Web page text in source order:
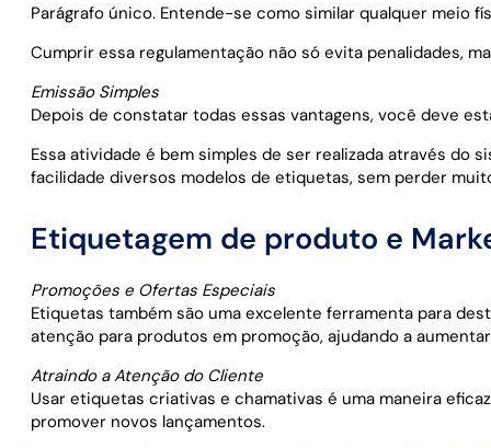
Parágrafo único. Entende-se como similar qualquer meio
Cumprir essa regulamentação não só evita penalidades,
Emissão Simples
Depois de constatar todas essas vantagens, você deve
Essa atividade é bem simples de ser realizada através
facilidade diversos modelos de etiquetas, sem perder
Etiquetagem de produto e
Promoções e Ofertas Especiais
Etiquetas também são uma excelente ferramenta para
atenção para produtos em promoção, ajudando a
Atraindo a Atenção do Cliente
Usar etiquetas criativas e chamativas é uma maneira
promover novos lançamentos.